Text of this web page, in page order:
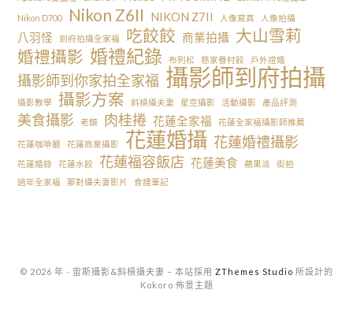
Nikon D700
Nikon Z6II NIKON Z7II 人像寫真 人像拍攝
八羽怪 到府拍攝全家福 吃餃餃 商業拍攝 大山雪莉
婚禮攝影 婚禮紀錄 布列松 慈家眷村餃 戶外證婚
攝影師到你家拍全家福 攝影師到府拍攝
攝影教學 攝影方案 斜槓攝夫妻 星空攝影 活動攝影 產品評測
美食攝影 老鏡 肉桂捲 花蓮全家福 花蓮全家福攝影師推薦
花蓮咖啡廳 花蓮商業攝影 花蓮婚攝 花蓮婚禮攝影
花蓮婚錄 花蓮水餃 花蓮福容飯店 花蓮美食 蘋果派
街拍
過年全家福
那對攝夫妻影片 食譜筆記
© 2026 年 - 宙斯攝影&斜槓攝夫妻 – 本站採用 ZThemes Studio 所設計的
Kokoro 佈景主題